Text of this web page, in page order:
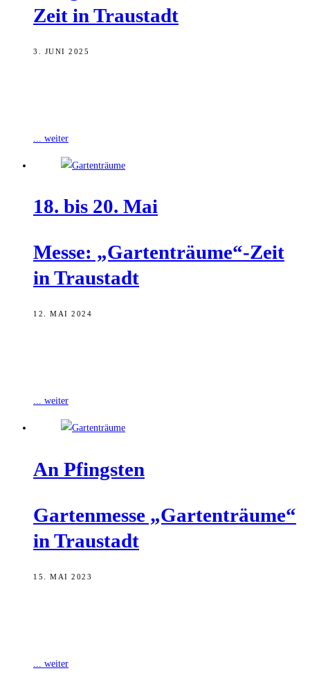
Zeit in Traustadt
3. JUNI 2025
... weiter
18. bis 20. Mai
Mes­se: „Gartenträume“-Zeit
in Traustadt
12. MAI 2024
... weiter
An Pfings­ten
Gar­ten­mes­se „Gar­ten­träu­me“
in Traustadt
15. MAI 2023
... weiter